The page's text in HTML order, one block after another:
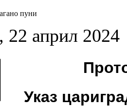
пуни
22 април 2024
Указ